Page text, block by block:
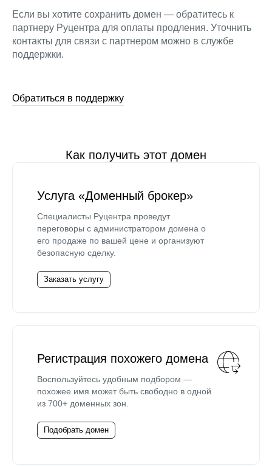
Если вы хотите сохранить домен — обратитесь к
партнеру Руцентра для оплаты продления. Уточнить
контакты для связи с партнером можно в службе
поддержки.
Обратиться в поддержку
Как получить этот домен
Услуга «Доменный брокер»
Специалисты Руцентра проведут
переговоры с администратором домена о
его продаже по вашей цене и организуют
безопасную сделку.
Заказать услугу
Регистрация похожего домена
Воспользуйтесь удобным подбором —
похожее имя может быть свободно в одной
из 700+ доменных зон.
Подобрать домен